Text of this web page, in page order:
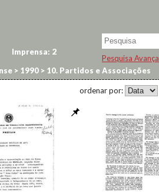
Pesquisa
Imprensa: 2
> 1990 > 10. Partidos e Associações
ordenar por: